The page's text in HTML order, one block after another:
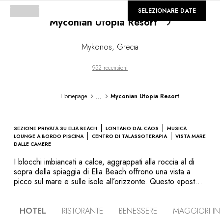
GALLERIA
Myconian Utopia Resort
Loading...
Mykonos, Grecia
952 recensioni
Homepage ... Myconian Utopia Resort
SEZIONE PRIVATA SU ELIA BEACH LONTANO DAL CAOS
MUSICA
LOUNGE A BORDO PISCINA
CENTRO DI TALASSOTERAPIA
VISTA MARE
DALLE CAMERE
I blocchi imbiancati a calce, aggrappati alla roccia al di
sopra della spiaggia di Elia Beach offrono una vista a
picco sul mare e sulle isole all’orizzonte. Questo «posto
invita a godere il meglio di Mykonos: attività nautiche sulla
SELEZIONARE DATE
HOTEL RISTORANTE BENESSERE MAGGIORI